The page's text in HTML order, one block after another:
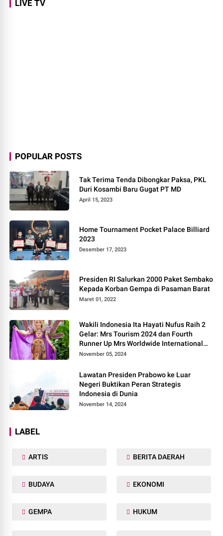
LIVE TV
POPULAR POSTS
Tak Terima Tenda Dibongkar Paksa, PKL
Duri Kosambi Baru Gugat PT MD
April 15, 2023
Home Tournament Pocket Palace Billiard
2023
Desember 17, 2023
Presiden RI Salurkan 2000 Paket Sembako
Kepada Korban Gempa di Pasaman Barat
Maret 01, 2022
Wakili Indonesia Ita Hayati Nufus Raih 2
Gelar: Mrs Tourism 2024 dan Fourth
Runner Up Mrs Worldwide International
2024, di Pemilihan Mrs Worldwide 2024
November 05, 2024
Lawatan Presiden Prabowo ke Luar
Negeri Buktikan Peran Strategis
Indonesia di Dunia
November 14, 2024
LABEL
ARTIS BERITA DAERAH
BUDAYA EKONOMI
GEMPA HUKUM